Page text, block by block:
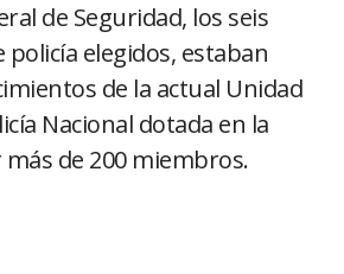
de Seguridad, los seis
policía elegidos, estaban
de la actual Unidad
Nacional dotada en la
de 200 miembros.